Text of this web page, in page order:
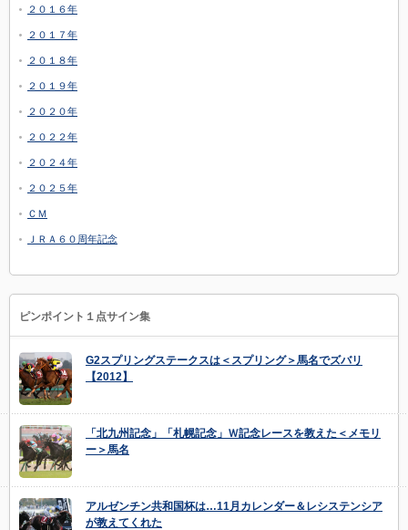
２０１６年
２０１７年
２０１８年
２０１９年
２０２０年
２０２２年
２０２４年
２０２５年
ＣＭ
ＪＲＡ６０周年記念
ピンポイント１点サイン集
G2スプリングステークスは＜スプリング＞馬名でズバリ
【2012】
「北九州記念」「札幌記念」Ｗ記念レースを教えた＜メモリ
ー＞馬名
アルゼンチン共和国杯は…11月カレンダー＆レシステンシア
が教えてくれた